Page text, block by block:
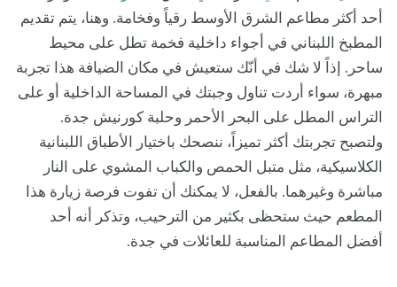
أحد أكثر مطاعم الشرق الأوسط رقياً وفخامة. وهنا، يتم تقديم
المطبخ اللبناني في أجواء داخلية فخمة تطل على محيط
ساحر. إذاً لا شك في أنّك ستعيش في مكان الضيافة هذا تجربة
مبهرة، سواء أردت تناول وجبتك في المساحة الداخلية أو على
التراس المطل على البحر الأحمر وحلبة كورنيش جدة.
ولتصبح تجربتك أكثر تميزاً، ننصحك باختيار الأطباق اللبنانية
الكلاسيكية، مثل متبل الحمص والكباب المشوي على النار
مباشرة وغيرهما. بالفعل، لا يمكنك أن تفوت فرصة زيارة هذا
المطعم حيث ستحظى بكثير من الترحيب، وتذكر أنه أحد
أفضل المطاعم المناسبة للعائلات في جدة.